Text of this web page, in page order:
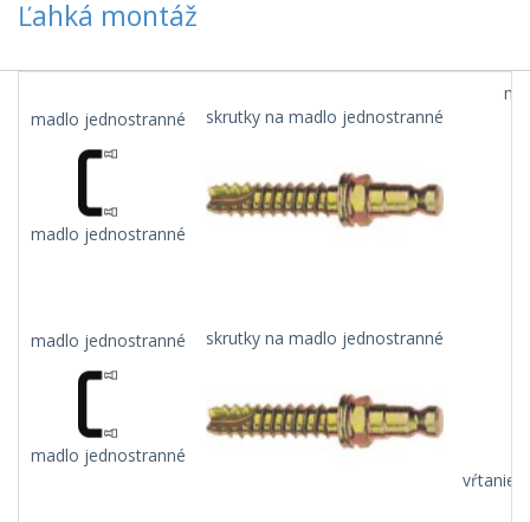
Ľahká montáž
madlo jednostranné
madlo jednostranné
skrutky na madlo jednostranné
madlo jednostranné
madlo jednostranné
skrutky na madlo jednostranné
vŕtanie